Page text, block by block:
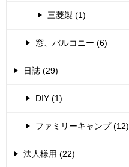
三菱製 (1)
窓、バルコニー (6)
日誌 (29)
DIY (1)
ファミリーキャンプ (12)
法人様用 (22)